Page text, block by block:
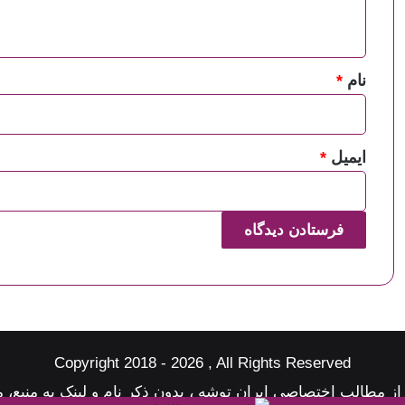
نام *
ایمیل *
Copyright 2018 - 2026 , All Rights Reserved
از مطالب اختصاصی
ایران توشه ، بدون ذکر نام و لینک به